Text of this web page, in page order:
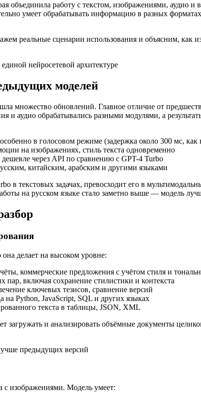
объединила работу с текстом, изображениями, аудио и
умеет обрабатывать информацию в разных
реальные сценарии использования и объясним, как
нейросетевой архитектуре
моделей
множество обновлений. Главное отличие от
и аудио обрабатывались разными модулями, а
в голосовом режиме (задержка около 300 мс, как
на изображениях, стиль текста одновременно
через API по сравнению с GPT-4 Turbo
китайским, арабским и другими языками
в текстовых задачах, превосходит его в
на русском языке стало заметно выше — модель
делает на высоком уровне:
коммерческие предложения с учётом стиля и
включая сохранение стилистики и контекста
ключевых тезисов, сравнение версий
на Python, JavaScript, SQL и других языках
текста в таблицы, JSON, XML
загружать и анализировать объёмные документы
предыдущих версий
с изображениями. Модель умеет: